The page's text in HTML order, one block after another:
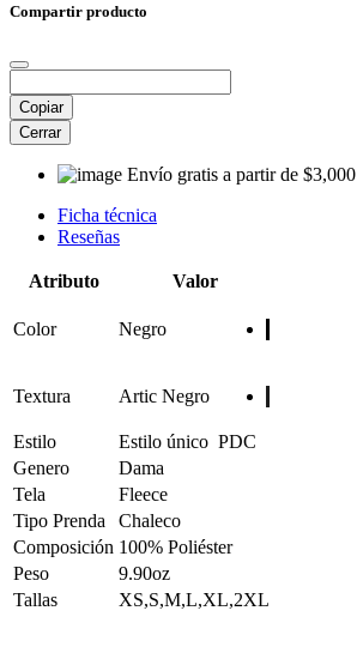
Compartir producto
Copiar
Cerrar
Envío gratis a partir de $3,000
Ficha técnica
Reseñas
Atributo Valor
Color Negro
Textura Artic Negro
Estilo Estilo único PDC
Genero
Dama
Tela
Fleece
Tipo Prenda
Chaleco
Composición 100% Poliéster
Peso
9.90oz
Tallas
XS,S,M,L,XL,2XL